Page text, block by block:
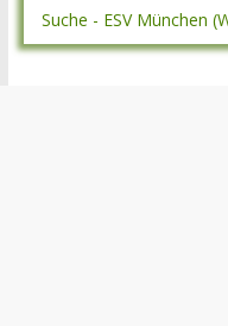
Suche - ESV München